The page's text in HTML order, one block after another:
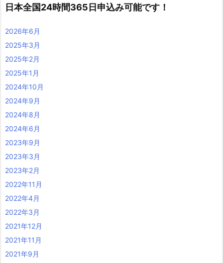
日本全国24時間365日申込み可能です！
2026年6月
2025年3月
2025年2月
2025年1月
2024年10月
2024年9月
2024年8月
2024年6月
2023年9月
2023年3月
2023年2月
2022年11月
2022年4月
2022年3月
2021年12月
2021年11月
2021年9月